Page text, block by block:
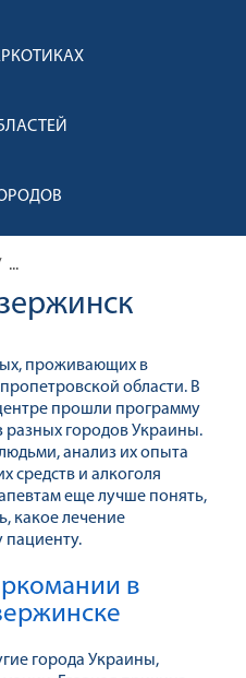
...
проживающих в
области. В
прошли программу
разных городов Украины.
анализ их опыта
средств и алкоголя
еще лучше понять,
какое лечение
пациенту.
в
города Украины,